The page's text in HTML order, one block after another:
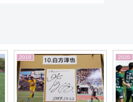
2026 2021